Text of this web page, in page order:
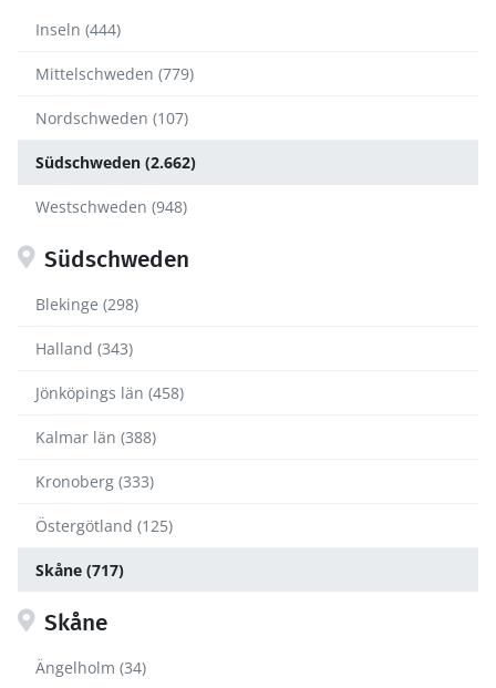
Inseln (444)
Mittelschweden (779)
Nordschweden (107)
Südschweden (2.662)
Westschweden (948)
Südschweden
Blekinge (298)
Halland (343)
Jönköpings län (458)
Kalmar län (388)
Kronoberg (333)
Östergötland (125)
Skåne (717)
Skåne
Ängelholm (34)